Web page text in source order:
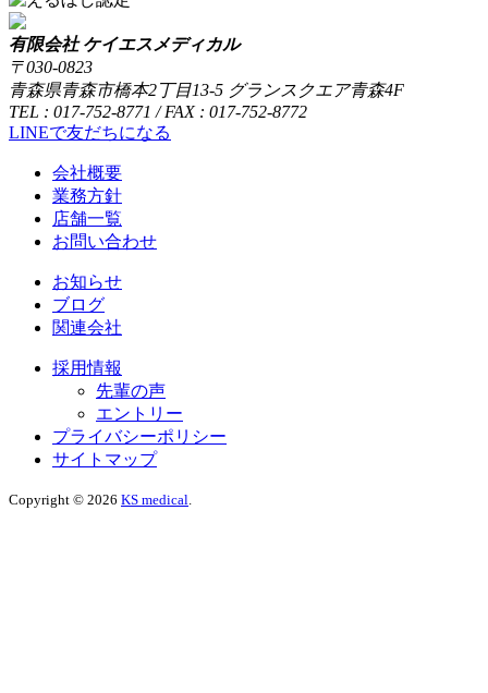
有限会社 ケイエスメディカル
〒030-0823
青森県青森市橋本2丁目13-5 グランスクエア青森4F
TEL : 017-752-8771 / FAX : 017-752-8772
LINEで友だちになる
会社概要
業務方針
店舗一覧
お問い合わせ
お知らせ
ブログ
関連会社
採用情報
先輩の声
エントリー
プライバシーポリシー
サイトマップ
Copyright © 2026 KS medical